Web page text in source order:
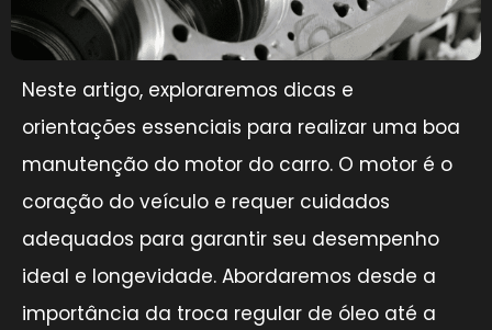
Neste artigo, exploraremos dicas e
orientações essenciais para realizar uma boa
manutenção do motor do carro. O motor é o
coração do veículo e requer cuidados
adequados para garantir seu desempenho
ideal e longevidade. Abordaremos desde a
importância da troca regular de óleo até a